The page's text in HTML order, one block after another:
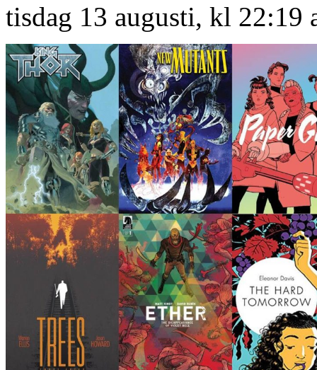
tisdag 13 augusti, kl 22:19